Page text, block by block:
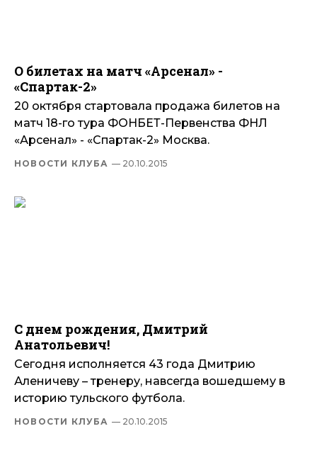
О билетах на матч «Арсенал» -
«Спартак-2»
20 октября стартовала продажа билетов на
матч 18-го тура ФОНБЕТ-Первенства ФНЛ
«Арсенал» - «Спартак-2» Москва.
НОВОСТИ КЛУБА — 20.10.2015
С днем рождения, Дмитрий
Анатольевич!
Сегодня исполняется 43 года Дмитрию
Аленичеву – тренеру, навсегда вошедшему в
историю тульского футбола.
НОВОСТИ КЛУБА — 20.10.2015